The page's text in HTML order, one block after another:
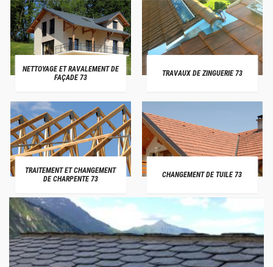
NETTOYAGE ET RAVALEMENT DE
FAÇADE 73
TRAVAUX DE ZINGUERIE 73
TRAITEMENT ET CHANGEMENT
DE CHARPENTE 73
CHANGEMENT DE TUILE 73